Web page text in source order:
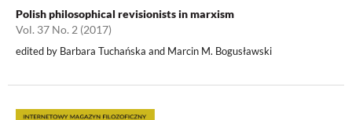
Polish philosophical revisionists in marxism
Vol. 37 No. 2 (2017)
edited by Barbara Tuchańska and Marcin M. Bogusławski